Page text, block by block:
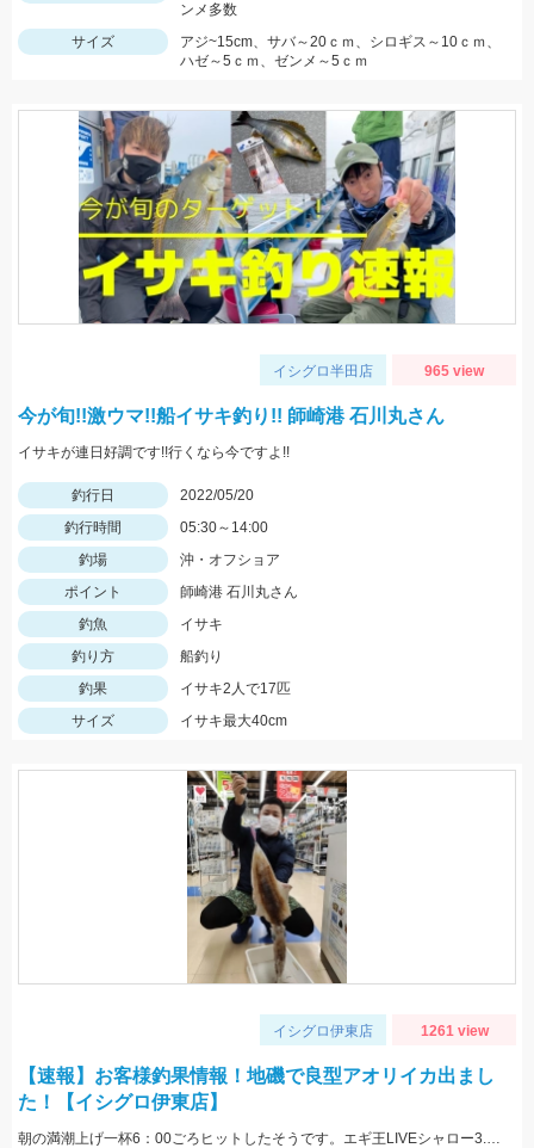
ンメ多数
サイズ
アジ~15cm、サバ～20ｃｍ、シロギス～10ｃｍ、
ハゼ～5ｃｍ、ゼンメ～5ｃｍ
イシグロ半田店 965 view
今が旬!!激ウマ!!船イサキ釣り!! 師崎港 石川丸さん
イサキが連日好調です!!行くなら今ですよ!!
釣行日
2022/05/20
釣行時間
05:30～14:00
釣場
沖・オフショア
ポイント
師崎港 石川丸さん
釣魚
イサキ
釣り方
船釣り
釣果
イサキ2人で17匹
サイズ
イサキ最大40cm
イシグロ伊東店 1261 view
【速報】お客様釣果情報！地磯で良型アオリイカ出まし
た！【イシグロ伊東店】
朝の満潮上げ一杯6：00ごろヒットしたそうです。エギ王LIVEシャロー3.5号ムラムラチェリーを使用。情報提供ありがとうございます！